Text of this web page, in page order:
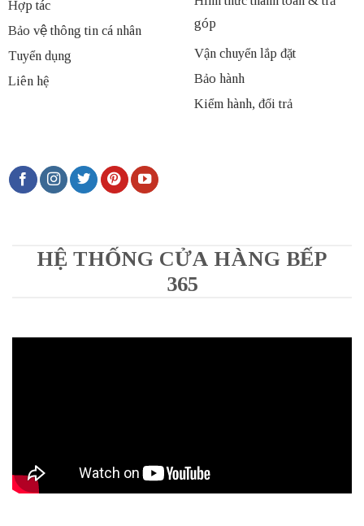
Hợp tác
Bảo vệ thông tin cá nhân
Tuyển dụng
Liên hệ
góp
Vận chuyển lắp đặt
Bảo hành
Kiểm hành, đổi trả
HỆ THỐNG CỬA HÀNG BẾP
365